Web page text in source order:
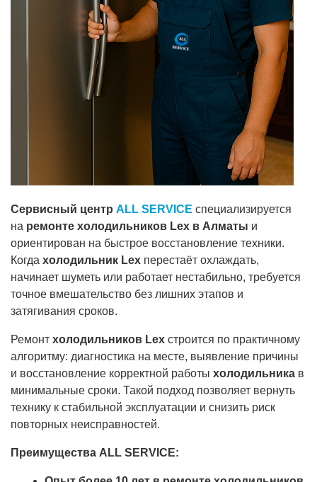
Сервисный центр ALL SERVICE специализируется
на ремонте холодильников Lex в Алматы и
ориентирован на быстрое восстановление техники.
Когда холодильник Lex перестаёт охлаждать,
начинает шуметь или работает нестабильно, требуется
точное вмешательство без лишних этапов и
затягивания сроков.
Ремонт холодильников Lex строится по практичному
алгоритму: диагностика на месте, выявление причины
и восстановление корректной работы холодильника в
минимальные сроки. Такой подход позволяет вернуть
технику к стабильной эксплуатации и снизить риск
повторных неисправностей.
Преимущества ALL SERVICE: